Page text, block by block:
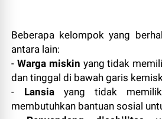
Beberapa kelompok yang
antara lain:
-Warga miskin yang tidak
dan tinggal di bawah garis
- Lansiayang tidak
membutuhkan bantuan sosial